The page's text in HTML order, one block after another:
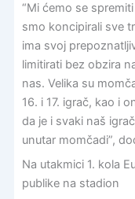
“Mi ćemo se
smo koncipirali sve
ima svoj
limitirati bez obzira
nas. Velika su
16. i 17. igrač, kao i
da je i svaki naš
unutar momčadi”,
Na utakmici 1. kola
publike na stadion